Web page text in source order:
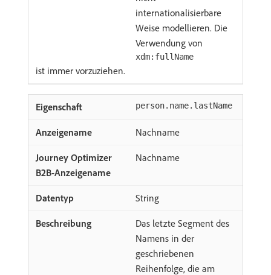
internationalisierbare
Weise modellieren. Die
Verwendung von
xdm:fullName
ist immer vorzuziehen.
person.name.lastName
Nachname
Nachname
String
Das letzte Segment des
Namens in der
geschriebenen
Reihenfolge, die am